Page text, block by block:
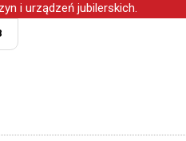
i urządzeń jubilerskich.